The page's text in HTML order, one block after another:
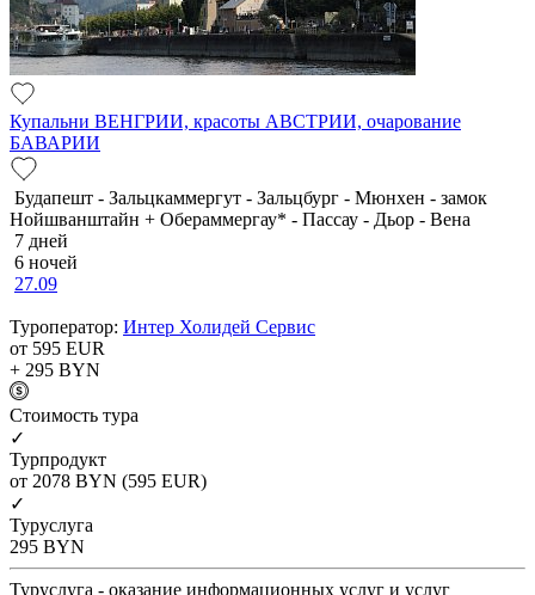
Купальни ВЕНГРИИ, красоты АВСТРИИ, очарование
БАВАРИИ
Будапешт - Зальцкаммергут - Зальцбург - Мюнхен - замок
Нойшванштайн + Обераммергау* - Пассау - Дьор - Вена
7 дней
6 ночей
27.09
Туроператор: Интер Холидей Сервис
от 595 EUR
+ 295 BYN
Cтоимость тура
✓
Турпродукт
от 2078 BYN (595 EUR)
✓
Туруслуга
295 BYN
Туруслуга - оказание информационных услуг и услуг